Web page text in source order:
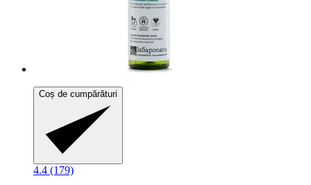
Coș de cumpărături
4.4 (179)